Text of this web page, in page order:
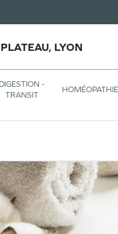
LYON
DIGESTION -
TRANSIT
HOMÉOPATHIE